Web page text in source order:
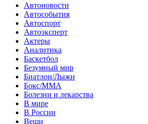
Автоновости
Автособытия
Автоспорт
Автоэксперт
Актеры
Аналитика
Баскетбол
Безумный мир
Биатлон/Лыжи
Бокс/MMA
Болезни и лекарства
В мире
В России
Вещи